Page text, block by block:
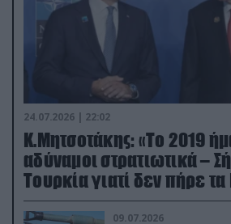
24.07.2026 | 22:02
Κ.Μητσοτάκης: «Το 2019
αδύναμοι στρατιωτικά –
Τουρκία γιατί δεν πήρε τα
(βίντεο)
09.07.2026